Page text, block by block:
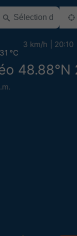
48.88°N
31 °C
3 km/h 20:10